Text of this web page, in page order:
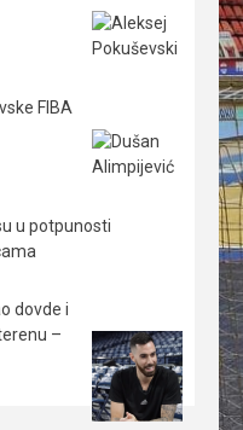
FIBA
u potpunosti
dovde i
–